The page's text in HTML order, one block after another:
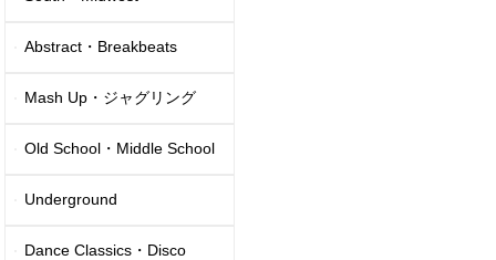
Abstract・Breakbeats
Mash Up・ジャグリング
Old School・Middle School
Underground
Dance Classics・Disco